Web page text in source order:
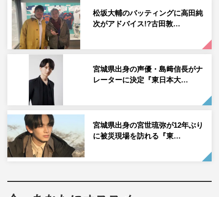
げた佐々木は、大谷翔平、ダルビッシュ有らメジャーリー
ガーとともに日の丸を背負いマウンドに上がる。「少しず
つ街並みも変わってきて、前に進んでいる。僕もしっかり
向き合って前に進みたい」。
東日本大震災から12年。陸前高田の野球少年が、故郷への
思いを胸に世界へ羽ばたく。
＜PROFILE＞
千葉ロッテマリーンズ・2023WBC日本代表
2001年、岩手・陸前高田市出身
兄の影響で野球を始め、小学3年生の時に地元の高田野球
スポーツ少年団に入団。
を武器に、第101回全国高校野球選手権岩手大会で準優
松坂大輔のバッティングに高田純
次がアドバイス!?古田敦…
宮城県出身の声優・島﨑信長がナ
レーターに決定『東日本大…
宮城県出身の宮世琉弥が12年ぶり
に被災現場を訪れる『東…